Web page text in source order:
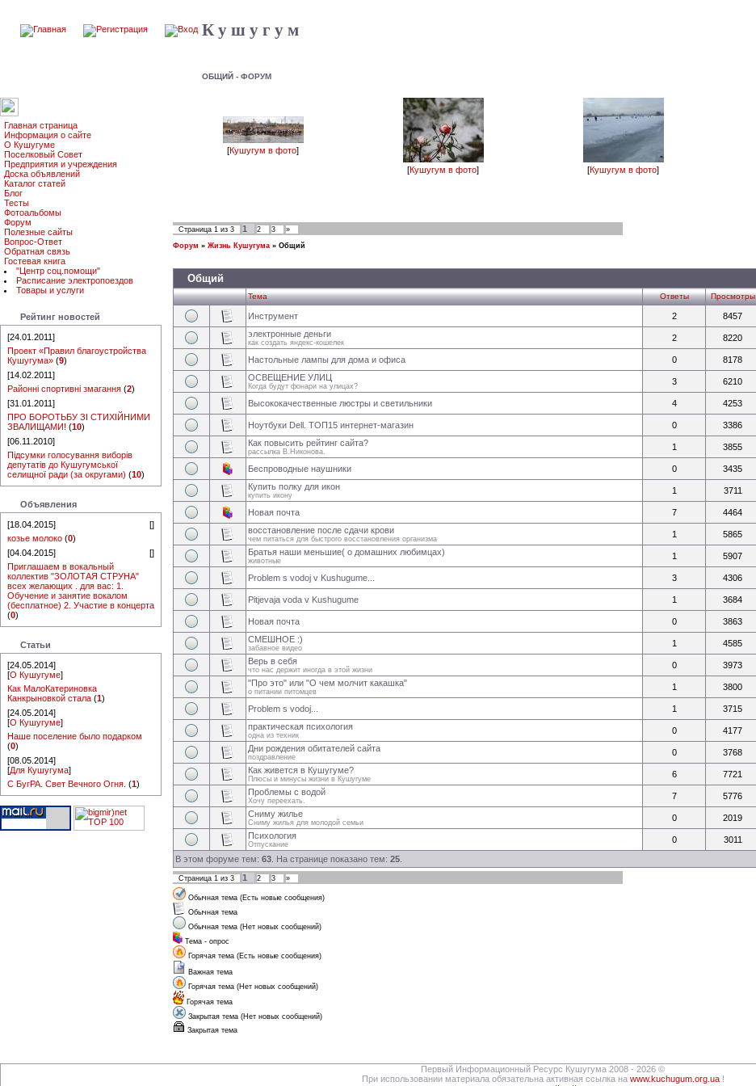
К у ш у г у м
ОБЩИЙ - ФОРУМ
Главная страница
Информация о сайте
О Кушугуме
Поселковый Совет
Предприятия и учреждения
Доска объявлений
Каталог статей
Блог
Тесты
Фотоальбомы
Форум
Полезные сайты
Вопрос-Ответ
Обратная связь
Гостевая книга
"Центр соц.помощи"
Расписание электропоездов
Товары и услуги
Рейтинг новостей
[24.01.2011]
Проект «Правил благоустройства
Кушугума» (9)
[14.02.2011]
Районні спортивні змагання (2)
[31.01.2011]
ПРО БОРОТЬБУ ЗІ СТИХІЙНИМИ
ЗВАЛИЩАМИ! (10)
[06.11.2010]
Підсумки голосування виборів
депутатів до Кушугумської
селищної ради (за округами) (10)
Объявления
[18.04.2015] []
козье молоко (0)
[04.04.2015]
[]
Приглашаем в вокальный
коллектив "ЗОЛОТАЯ СТРУНА"
всех желающих . для вас: 1.
Обучение и занятие вокалом
(бесплатное) 2. Участие в концерта
(0)
Статьи
[24.05.2014]
[О Кушугуме]
Как МалоКатериновка
Канкрыновкой стала (1)
[24.05.2014]
[О Кушугуме]
Наше поселение было подарком
(0)
[08.05.2014]
[Для Кушугума]
С БугРА. Свет Вечного Огня. (1)
[Кушугум в фото]
[Кушугум в фото] [Кушугум в фото]
Страница 1 из 3 1 2 3
»
Форум » Жизнь Кушугума » Общий
Общий
Тема Ответы Просмотры
Инструмент 2 8457
электронные деньги
как создать яндекс-кошелек 2 8220
Настольные лампы для дома и офиса 0 8178
ОСВЕЩЕНИЕ УЛИЦ
Когда будут фонари на улицах? 3 6210
Высококачественные люстры и светильники 4 4253
Ноутбуки Dell. ТОП15 интернет-магазин 0 3386
Как повысить рейтинг сайта?
рассылка В.Никонова. 1 3855
Беспроводные наушники 0 3435
Купить полку для икон
купить икону 1 3711
Новая почта 7 4464
восстановление после сдачи крови
чем питаться для быстрого восстановления организма 1 5865
Братья наши меньшие( о домашних любимцах)
животные 1 5907
Problem s vodoj v Kushugume... 3 4306
Pitjevaja voda v Kushugume 1 3684
Новая почта 0 3863
СМЕШНОЕ :)
забавное видео 1 4585
Верь в себя
что нас держит иногда в этой жизни 0 3973
"Про это" или "О чем молчит какашка"
о питании питомцев 1 3800
Problem s vodoj... 1 3715
практическая психология
одна из техник 0 4177
Дни рождения обитателей сайта
поздравление 0 3768
Как живется в Кушугуме?
Плюсы и минусы жизни в Кушугуме 6 7721
Проблемы с водой
Хочу переехать. 7 5776
Сниму жилье
Сниму жилья для молодой семьи 0 2019
Психология
Отпускание 0 3011
В этом форуме тем: 63 . На странице показано тем: 25
Страница 1 из 3 1 2 3 »
Обычная тема (Есть новые сообщения)
Обычная тема
Обычная тема (Нет новых сообщений)
Тема - опрос
Горячая тема (Есть новые сообщения)
Важная тема
Горячая тема (Нет новых сообщений)
Горячая тема
Закрытая тема (Нет новых сообщений)
Закрытая тема
Первый Информационный Ресурс Кушугума 2008 - 2026 ©
При использовании материала обязательна активная ссылка на www.kuchugum.org.ua!